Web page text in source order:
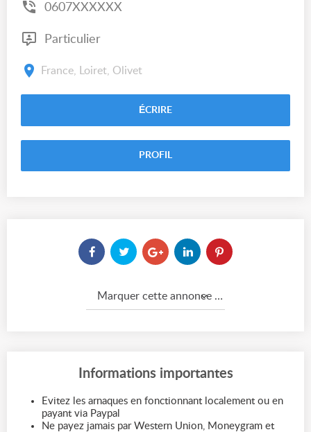
0607XXXXXX
Particulier
France, Loiret, Olivet
ÉCRIRE
PROFIL
Marquer cette annonce comme...
Informations importantes
Evitez les arnaques en fonctionnant localement ou en
payant via Paypal
Ne payez jamais par Western Union, Moneygram et